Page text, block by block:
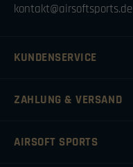
kontakt@airsoftsports.de
KUNDENSERVICE
ZAHLUNG & VERSAND
AIRSOFT SPORTS